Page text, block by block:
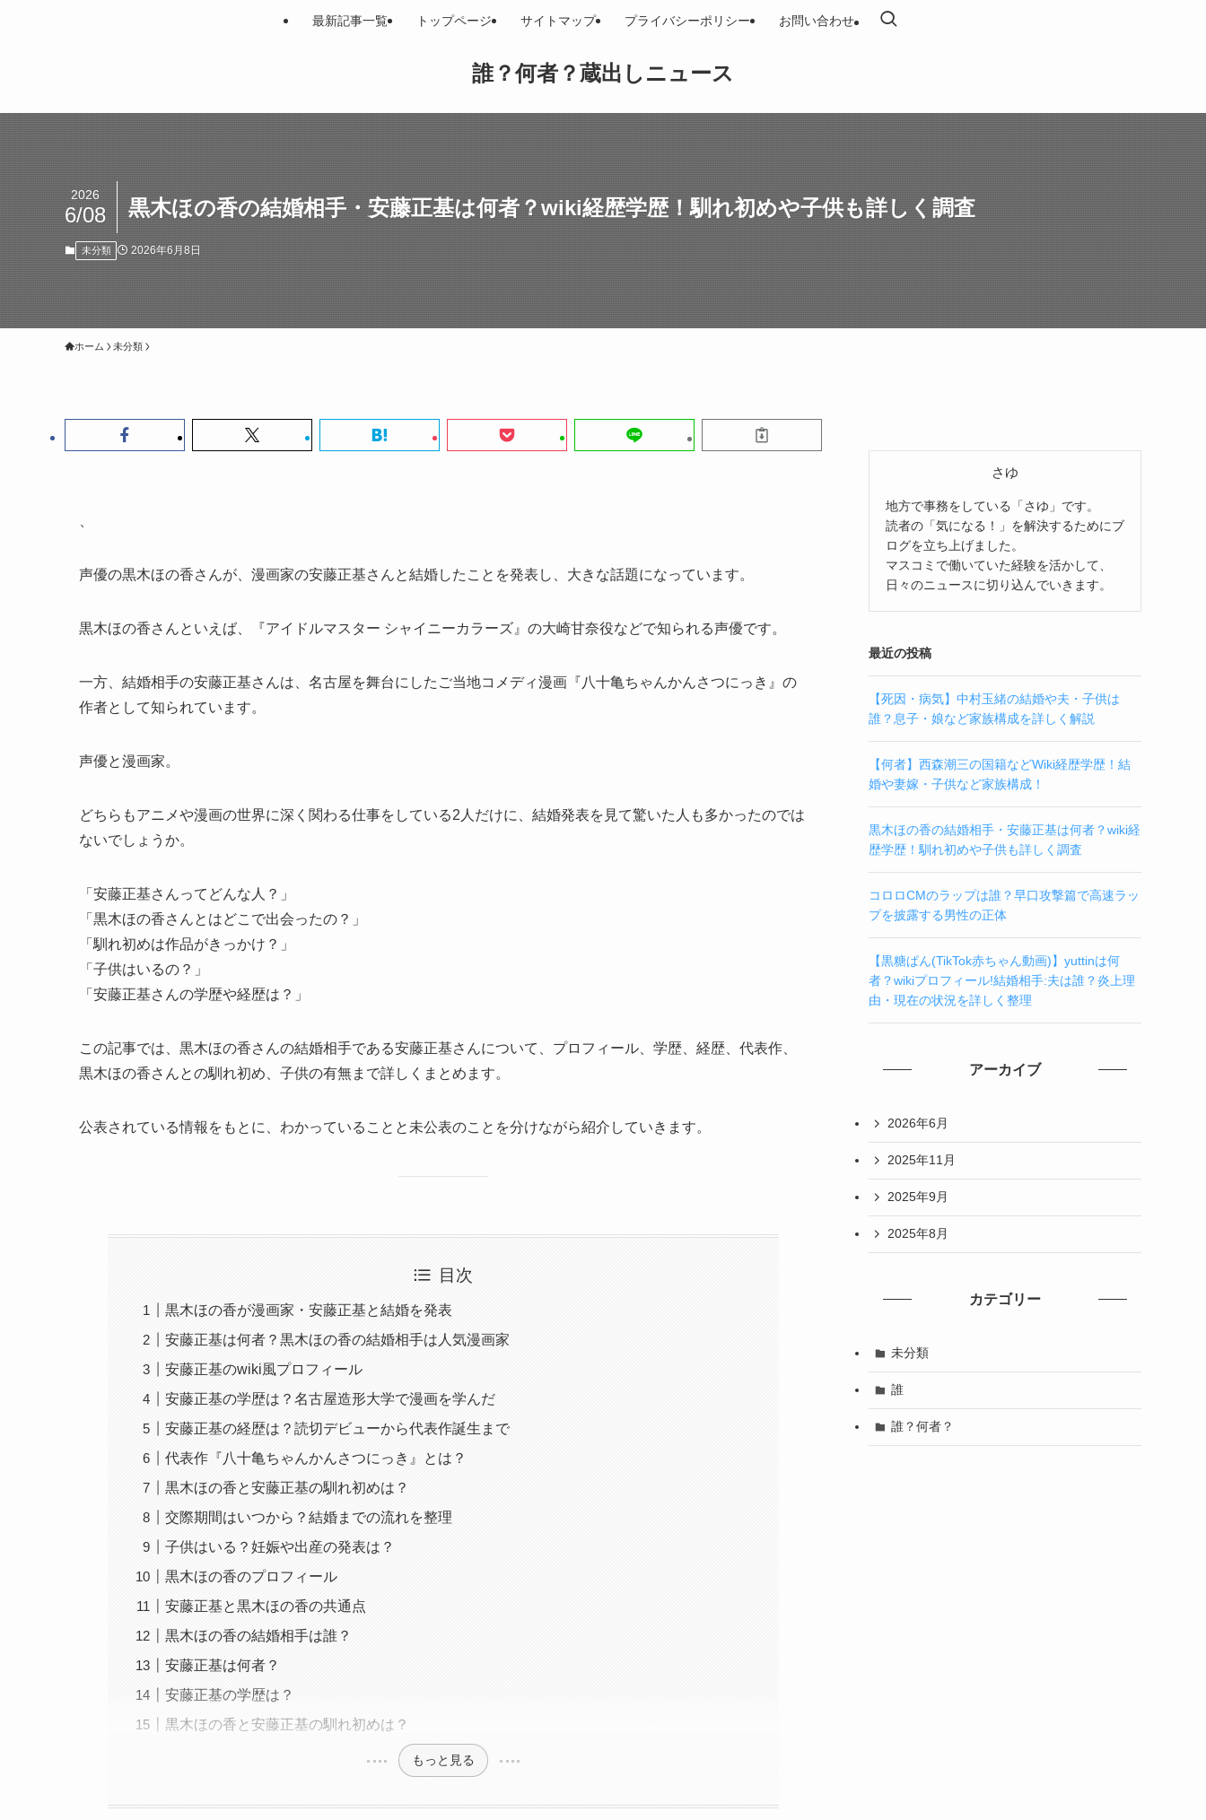
誰？何者？蔵出しニュース
最新記事一覧 トップページ サイトマップ プライバシーポリシー お問い合わせ
黒木ほの香の結婚相手・安藤正基は何者？wiki経歴学歴！馴れ初めや子供も詳しく調査
2026
6/08
未分類 2026年6月8日
ホーム 未分類
声優の黒木ほの香さんが、漫画家の安藤正基さんと結婚したことを発表し、大きな話題になっています。
黒木ほの香さんといえば、『アイドルマスター シャイニーカラーズ』の大崎甘奈役などで知られる声優です。
一方、結婚相手の安藤正基さんは、名古屋を舞台にしたご当地コメディ漫画『八十亀ちゃんかんさつにっき』の
作者として知られています。
声優と漫画家。
どちらもアニメや漫画の世界に深く関わる仕事をしている2人だけに、結婚発表を見て驚いた人も多かったのでは
ないでしょうか。
「安藤正基さんってどんな人？」
「黒木ほの香さんとはどこで出会ったの？」
「馴れ初めは作品がきっかけ？」
「子供はいるの？」
「安藤正基さんの学歴や経歴は？」
この記事では、黒木ほの香さんの結婚相手である安藤正基さんについて、プロフィール、学歴、経歴、代表作、
黒木ほの香さんとの馴れ初め、子供の有無まで詳しくまとめます。
公表されている情報をもとに、わかっていることと未公表のことを分けながら紹介していきます。
目次
黒木ほの香が漫画家・安藤正基と結婚を発表
安藤正基は何者？黒木ほの香の結婚相手は人気漫画家
安藤正基のwiki風プロフィール
安藤正基の学歴は？名古屋造形大学で漫画を学んだ
安藤正基の経歴は？読切デビューから代表作誕生まで
代表作『八十亀ちゃんかんさつにっき』とは？
黒木ほの香と安藤正基の馴れ初めは？
交際期間はいつから？結婚までの流れを整理
子供はいる？妊娠や出産の発表は？
黒木ほの香のプロフィール
安藤正基と黒木ほの香の共通点
黒木ほの香の結婚相手は誰？
安藤正基は何者？
安藤正基の学歴は？
黒木ほの香と安藤正基の馴れ初めは？
もっと見る
さゆ
地方で事務をしている「さゆ」です。
読者の「気になる！」を解決するためにブ
ログを立ち上げました。
マスコミで働いていた経験を活かして、
日々のニュースに切り込んでいきます。
最近の投稿
【死因・病気】中村玉緒の結婚や夫・子供は
誰？息子・娘など家族構成を詳しく解説
【何者】西森潮三の国籍などWiki経歴学歴！結
婚や妻嫁・子供など家族構成！
黒木ほの香の結婚相手・安藤正基は何者？wiki経
歴学歴！馴れ初めや子供も詳しく調査
コロロCMのラップは誰？早口攻撃篇で高速ラッ
プを披露する男性の正体
【黒糖ぱん(TikTok赤ちゃん動画)】yuttinは何
者？wikiプロフィール!結婚相手:夫は誰？炎上理
由・現在の状況を詳しく整理
アーカイブ
2026年6月
2025年11月
2025年9月
2025年8月
カテゴリー
未分類
誰
誰？何者？